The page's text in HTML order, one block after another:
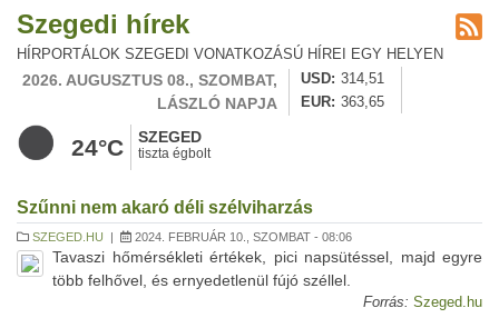
Szegedi hírek
HÍRPORTÁLOK SZEGEDI VONATKOZÁSÚ HÍREI EGY HELYEN
2026. AUGUSZTUS 08., SZOMBAT,
LÁSZLÓ NAPJA
USD
314,51
EUR
363,65
24°C SZEGED
tiszta égbolt
Szűnni nem akaró déli szélviharzás
SZEGED.HU | 2024. FEBRUÁR 10., SZOMBAT - 08:06
Tavaszi hőmérsékleti értékek, pici napsütéssel, majd egyre
több felhővel, és ernyedetlenül fújó széllel.
Forrás: Szeged.hu